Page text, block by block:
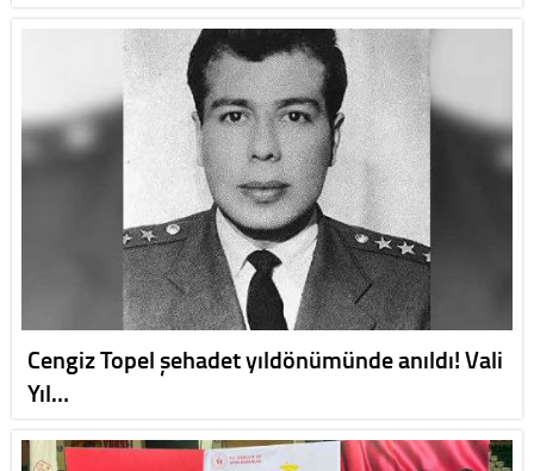
Cengiz Topel şehadet yıldönümünde anıldı! Vali
Yıl…